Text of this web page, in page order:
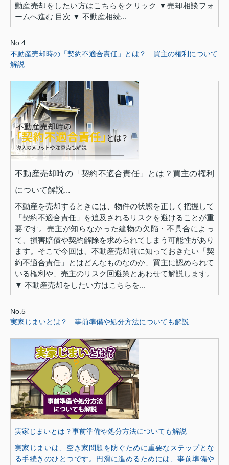
動産売却をしたい方はこちらをクリック ▼売却相談フォ
ームへ進む 目次 ▼ 不動産相続...
No.4
不動産売却時の「契約不適合責任」とは？ 買主の権利について
解説
不動産売却時の「契約不適合責任」とは？買主の権利
について解説...
不動産を売却するときには、物件の状態を正しく把握して
「契約不適合責任」を追及されるリスクを避けることが重
要です。売主が知らなかった建物の欠陥・不具合によっ
て、損害賠償や契約解除を求められてしまう可能性があり
ます。そこで今回は、不動産売却前に知っておきたい「契
約不適合責任」とはどんなものなのか、買主に認められて
いる権利や、売主のリスク回避策とあわせて解説します。
▼ 不動産売却をしたい方はこちらを...
No.5
実家じまいとは？ 事前準備や処分方法についても解説
実家じまいとは？事前準備や処分方法についても解説
実家じまいは、空き家問題を防ぐために重要なステップとな
る手続きのひとつです。円滑に進めるためには、事前準備や